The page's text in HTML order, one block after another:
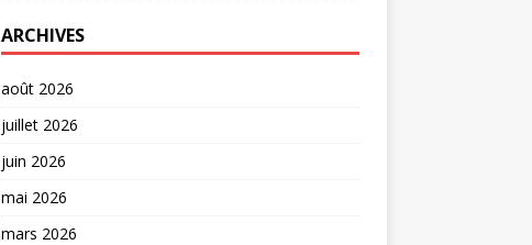
ARCHIVES
août 2026
juillet 2026
juin 2026
mai 2026
mars 2026